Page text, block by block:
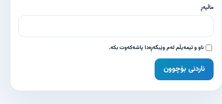
ماڵپەڕ
ناو و ئیمەیڵم لەم وێبگەڕەدا پاشەکەوت بکە.